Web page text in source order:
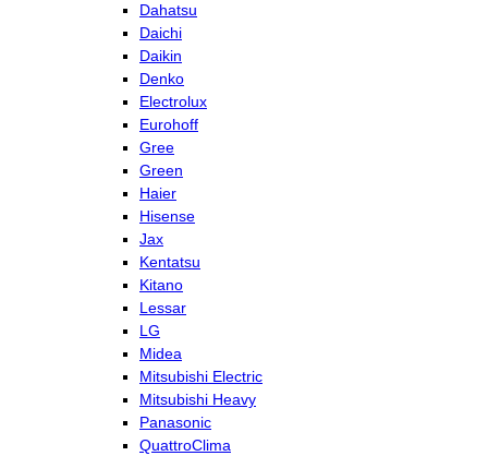
Dahatsu
Daichi
Daikin
Denko
Electrolux
Eurohoff
Gree
Green
Haier
Hisense
Jax
Kentatsu
Kitano
Lessar
LG
Midea
Mitsubishi Electric
Mitsubishi Heavy
Panasonic
QuattroClima